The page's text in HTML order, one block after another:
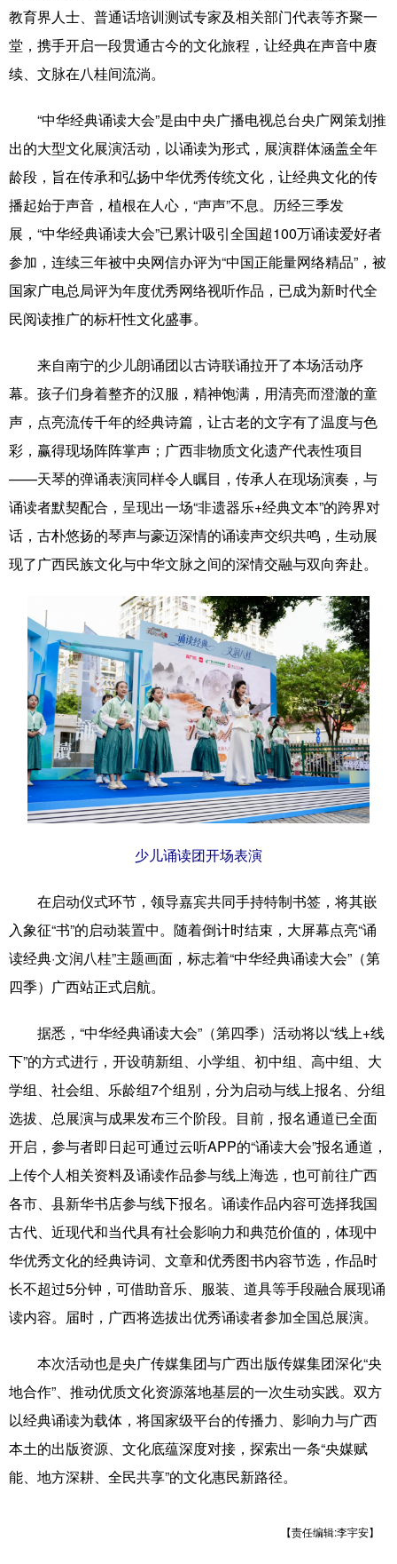
辽宁 吉林 上海 江苏
浙江 安徽 福建 江西
山东 河南
广东 广西 海南 重庆
四川 贵州 云南 西藏
陕西 甘肃 青海 宁夏
新疆 内蒙古 黑龙江
多语种频道
Русский язык 日本語 한국어
Deutsch Português
教育界人士、普通话培训测试专家及相关部门代表等齐聚一
堂，携手开启一段贯通古今的文化旅程，让经典在声音中赓
续、文脉在八桂间流淌。
“中华经典诵读大会”是由中央广播电视总台央广网策划推
出的大型文化展演活动，以诵读为形式，展演群体涵盖全年
龄段，旨在传承和弘扬中华优秀传统文化，让经典文化的传
播起始于声音，植根在人心，“声声”不息。历经三季发
展，“中华经典诵读大会”已累计吸引全国超100万诵读爱好者
参加，连续三年被中央网信办评为“中国正能量网络精品”，被
国家广电总局评为年度优秀网络视听作品，已成为新时代全
民阅读推广的标杆性文化盛事。
来自南宁的少儿朗诵团以古诗联诵拉开了本场活动序
幕。孩子们身着整齐的汉服，精神饱满，用清亮而澄澈的童
声，点亮流传千年的经典诗篇，让古老的文字有了温度与色
彩，赢得现场阵阵掌声；广西非物质文化遗产代表性项目
——天琴的弹诵表演同样令人瞩目，传承人在现场演奏，与
诵读者默契配合，呈现出一场“非遗器乐+经典文本”的跨界对
话，古朴悠扬的琴声与豪迈深情的诵读声交织共鸣，生动展
现了广西民族文化与中华文脉之间的深情交融与双向奔赴。
少儿诵读团开场表演
在启动仪式环节，领导嘉宾共同手持特制书签，将其嵌
入象征“书”的启动装置中。随着倒计时结束，大屏幕点亮“诵
读经典·文润八桂”主题画面，标志着“中华经典诵读大会”（第
四季）广西站正式启航。
据悉，“中华经典诵读大会”（第四季）活动将以“线上+线
下”的方式进行，开设萌新组、小学组、初中组、高中组、大
学组、社会组、乐龄组7个组别，分为启动与线上报名、分组
选拔、总展演与成果发布三个阶段。目前，报名通道已全面
开启，参与者即日起可通过云听APP的“诵读大会”报名通道，
上传个人相关资料及诵读作品参与线上海选，也可前往广西
各市、县新华书店参与线下报名。诵读作品内容可选择我国
古代、近现代和当代具有社会影响力和典范价值的，体现中
华优秀文化的经典诗词、文章和优秀图书内容节选，作品时
长不超过5分钟，可借助音乐、服装、道具等手段融合展现诵
读内容。届时，广西将选拔出优秀诵读者参加全国总展演。
本次活动也是央广传媒集团与广西出版传媒集团深化“央
地合作”、推动优质文化资源落地基层的一次生动实践。双方
以经典诵读为载体，将国家级平台的传播力、影响力与广西
本土的出版资源、文化底蕴深度对接，探索出一条“央媒赋
能、地方深耕、全民共享”的文化惠民新路径。
【责任编辑:李宇安】